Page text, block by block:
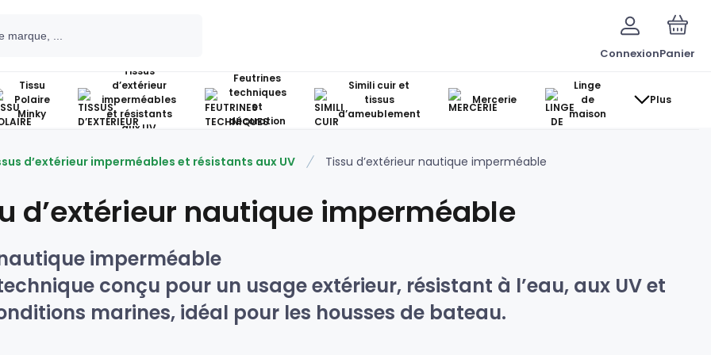
ConnexionPanier
Tissu
Polaire
Minky
Tissus
d’extérieur
imperméables
et résistants
aux UV
Feutrines
techniques
et
décoration
Simili cuir et
tissus
d’ameublement
Mercerie
Linge
de
maison
Plus
d’extérieur imperméables et résistants aux UV Tissu d’extérieur nautique imperméable
d’extérieur nautique imperméable
imperméable
conçu pour un usage extérieur, résistant à l’eau, aux UV et
marines, idéal pour les housses de bateau.